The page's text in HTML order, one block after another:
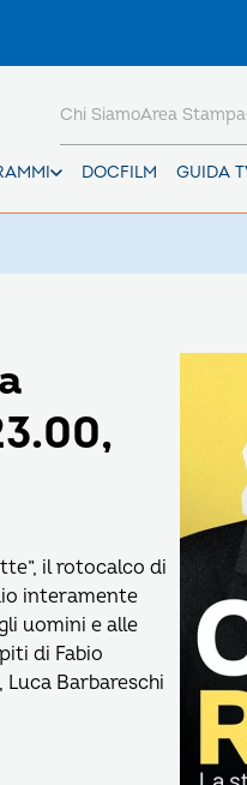
DOCFILM GUIDA
Chi SiamoArea Stampa
il rotocalco di
interamente
uomini e alle
di Fabio
Barbareschi